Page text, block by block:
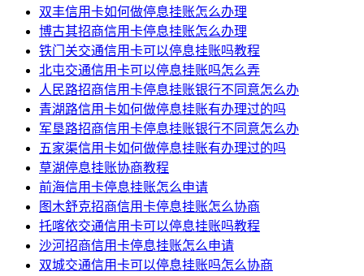
双丰信用卡如何做停息挂账怎么办理
博古其招商信用卡停息挂账怎么办理
铁门关交通信用卡可以停息挂账吗教程
北屯交通信用卡可以停息挂账吗怎么弄
人民路招商信用卡停息挂账银行不同意怎么办
青湖路信用卡如何做停息挂账有办理过的吗
军垦路招商信用卡停息挂账银行不同意怎么办
五家渠信用卡如何做停息挂账有办理过的吗
草湖停息挂账协商教程
前海信用卡停息挂账怎么申请
图木舒克招商信用卡停息挂账怎么协商
托喀依交通信用卡可以停息挂账吗教程
沙河招商信用卡停息挂账怎么申请
双城交通信用卡可以停息挂账吗怎么协商